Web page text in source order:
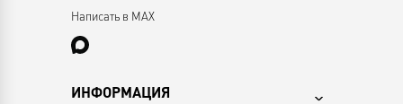
Написать в MAX
ИНФОРМАЦИЯ